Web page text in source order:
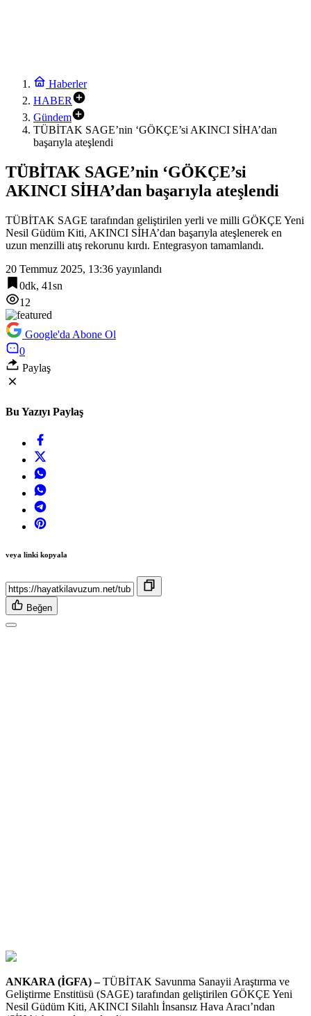
Haberler
HABER
Gündem
TÜBİTAK SAGE’nin ‘GÖKÇE’si AKINCI SİHA’dan
başarıyla ateşlendi
TÜBİTAK SAGE’nin ‘GÖKÇE’si
AKINCI SİHA’dan başarıyla ateşlendi
TÜBİTAK SAGE tarafından geliştirilen yerli ve milli GÖKÇE Yeni
Nesil Güdüm Kiti, AKINCI SİHA’dan başarıyla ateşlenerek en
uzun menzilli atış rekorunu kırdı. Entegrasyon tamamlandı.
20 Temmuz 2025, 13:36 yayınlandı
0dk, 41sn
12
Google'da Abone Ol
0
Paylaş
Bu Yazıyı Paylaş
veya linki kopyala
Beğen
ANKARA (İGFA) –TÜBİTAK Savunma Sanayii Araştırma ve
Geliştirme Enstitüsü (SAGE) tarafından geliştirilen GÖKÇE Yeni
Nesil Güdüm Kiti, AKINCI Silahlı İnsansız Hava Aracı’ndan